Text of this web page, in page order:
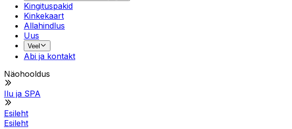
Kingituspakid
Kinkekaart
Allahindlus
Uus
Veel
Abi ja kontakt
Näohooldus
Ilu ja SPA
Esileht
Esileht